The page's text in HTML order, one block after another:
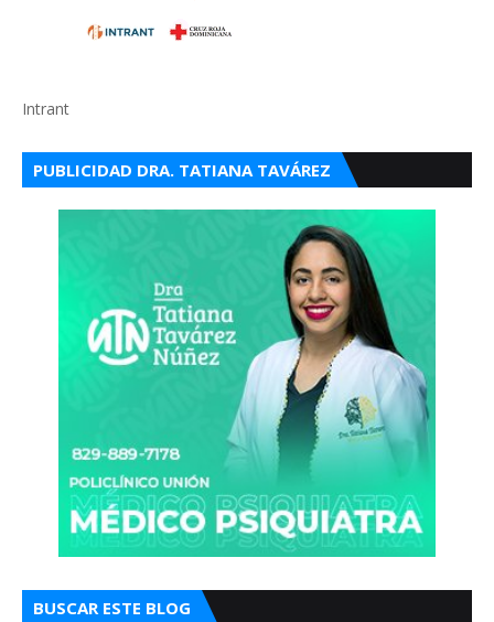
Intrant
PUBLICIDAD DRA. TATIANA TAVÁREZ
BUSCAR ESTE BLOG